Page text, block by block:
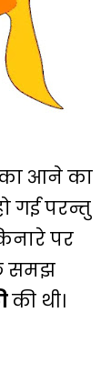
आने का
गई परन्तु
पर
समझ
की थी।